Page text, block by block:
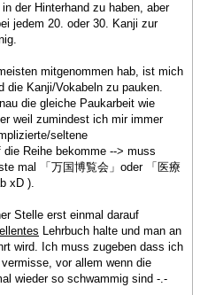
der Hinterhand zu haben, aber
jedem 20. oder 30. Kanji zur
mitgenommen hab, ist mich
die Kanji/Vokabeln zu pauken.
die gleiche Paukarbeit wie
weil zumindest ich mir immer
seltene
Reihe bekomme --> muss
mal 「万国博覧会」oder 「医療
xD ).
Stelle erst einmal darauf
Lehrbuch halte und man an
wird. Ich muss zugeben dass ich
vor allem wenn die
wieder so schwammig sind -.-